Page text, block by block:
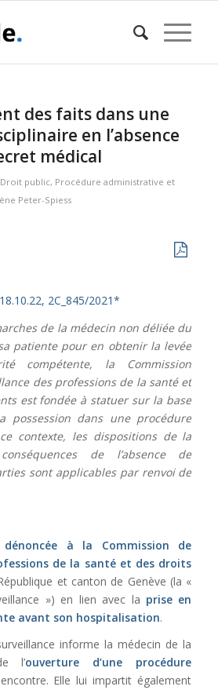
des faits dans une
en l’absence
médical
Droit public, Procédure administrative et
Peter-Spiess
2C_845/2021*
de la médecin non déliée du
patiente pour en obtenir la levée
compétente, la Commission
des professions de la santé et
est fondée à statuer sur la base
possession dans une procédure
contexte, les dispositions de la
de l’absence de
sont applicables par renvoi de
à la Commission de
de la santé et des droits
et canton de Genève (la «
») en lien avec la prise en
avant son hospitalisation.
informe la médecin de la
l’ouverture d’une procédure
Elle lui impartit également